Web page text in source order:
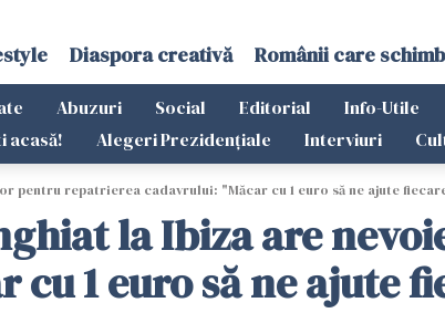
Diaspora creativă Românii care
Abuzuri Social Editorial Info-Utile
acasă! Alegeri Prezidențiale Interviuri
pentru repatrierea cadavrului: "Măcar cu 1 euro să ne ajute
la Ibiza are
1 euro să ne ajute